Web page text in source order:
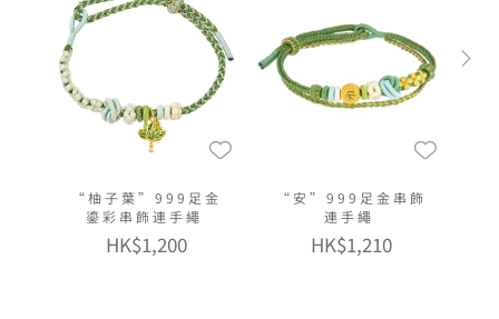
“柚子葉”999足金
鎏彩串飾連手繩
HK$1,200
“安”999足金串飾
連手繩
HK$1,210